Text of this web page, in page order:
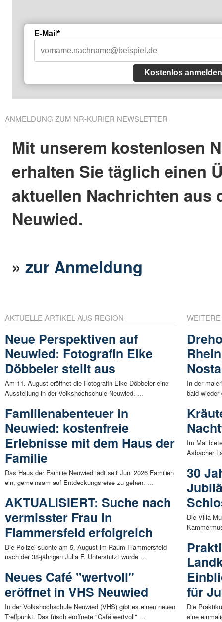
E-Mail*
Kostenlos anmelden
ANMELDUNG ZUM NR-KURIER NEWSLETTER
Mit unserem kostenlosen
erhalten Sie täglich einen
aktuellen Nachrichten aus
Neuwied.
»zur Anmeldung
AKTUELLE ARTIKEL AUS REGION
Neue Perspektiven auf
Neuwied: Fotografin Elke
Döbbeler stellt aus
Am 11. August eröffnet die Fotografin Elke Döbbeler eine
Ausstellung in der Volkshochschule Neuwied. ...
Familienabenteuer in
Neuwied: kostenfreie
Erlebnisse mit dem Haus der
Familie
Das Haus der Familie Neuwied lädt seit Juni 2026 Familien
ein, gemeinsam auf Entdeckungsreise zu gehen. ...
AKTUALISIERT: Suche nach
vermisster Frau in
Flammersfeld erfolgreich
Die Polizei suchte am 5. August im Raum Flammersfeld
nach der 38-jährigen Julia F. Unterstützt wurde ...
Neues Café "wertvoll"
eröffnet in VHS Neuwied
In der Volkshochschule Neuwied (VHS) gibt es einen neuen
Treffpunkt. Das frisch eröffnete "Café wertvoll" ...
In der
bald
Im Mai
Asbacher
30
Die Villa
für
Die
eine